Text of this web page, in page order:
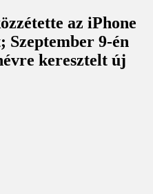
az iPhone
Szeptember 9-én
keresztelt új